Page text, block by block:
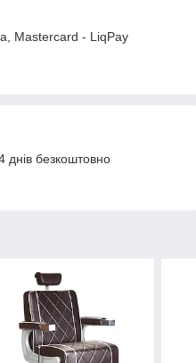
Mastercard - LiqPay
днів безкоштовно